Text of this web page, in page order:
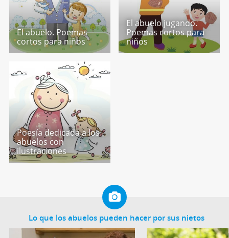
El abuelo. Poemas
cortos para niños
El abuelo jugando.
Poemas cortos para
niños
Poesía dedicada a los
abuelos con
ilustraciones
Lo que los abuelos pueden hacer por sus nietos